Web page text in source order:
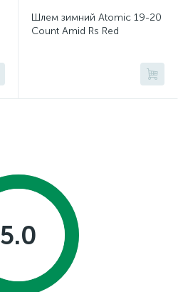
Шлем зимний Atomic 19-20
Count Amid Rs Red
5.0